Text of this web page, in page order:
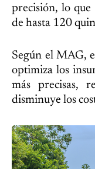
precisión, lo
de hasta 120
Según el MAG,
optimiza los
más precisas,
disminuye los